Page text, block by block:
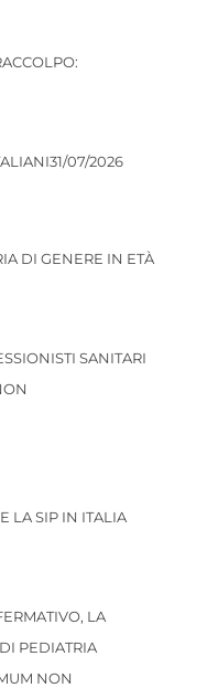
31/07/2026
DI GENERE IN ETÀ
SANITARI
LA SIP IN ITALIA
LA
PEDIATRIA
NON